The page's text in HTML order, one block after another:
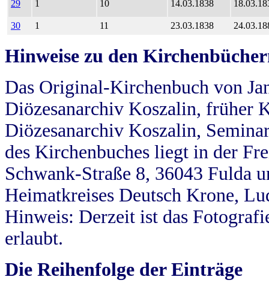
29 1 10 14.03.1838
30 1 11 23.03.1838
Hinweise zu den
Das Original-Kirchenbuch von
Diözesanarchiv Koszalin, früher
Diözesanarchiv Koszalin,
des Kirchenbuches liegt in der
Schwank-Straße 8, 36043 Fulda
Heimatkreises Deutsch Krone,
Hinweis: Derzeit ist das
erlaubt.
Die Reihenfolge der Einträge